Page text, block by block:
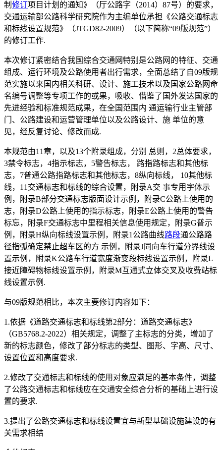
制 修订项目计划的通知》（厅公路字（2014）87号）的要求，
交通运输部公路科学研究院作为主编单位承担《公路交通标志
和标线设置规范》（JTGD82-2009）（以下简称“09版规范”）
的修订工作.
本次修订紧密结合我国综合交通网特别是公路网的特征、交通
组成、运行环境及公路使用者出行需求，全面总结了自09版规
范实施以来国内相关科研、设计、施工技术以及国家公路网命
名编号调整等专项工作的或果，吸收、借鉴了国外发达国家的
先进经验和标准规范成果，在全国范围内 通运输行业主管部
门、公路建设和运营管理单位以及公路设计、施 单位的意
见，经反复讨论、修改而成.
本规范由11章，以及13个附录组成，分别 总则，2总体要求，
3禁令标志，4指示标志，5警告标志， 路指路标志和其他标
志，7普通公路指路标志和其他标志，8纵向标线， 10其他标
线，11交通标志和标线的综合设置，附录A交 事专用字体示
例，附录B部分交通标志版面设计示例，附录C公路上使用的
志，附录D公路上使用的指示标志，附录E公路上使用的警告
标忘，附录F交通标志中里程相关信息使用规定，附录G普示
例，附录H纵向标线设置示例，附录1公路曲线路段通公路路
径指弧确定禁止超车区的方 示例，附录J同向车行道分界线设
置示例，附录K公路车行道宽度渐变段标线设置示例，附录L
接近障碍物标线设置示例，附录M互通式立体交叉及收费站标
线设置示例.
与09版规范相比，本次主要修订内容如下：
1.依据《道路交通标志和标线第2部分：道路交通标志》
（GB5768.2-2022）相关规定，调整了主标志的分类，增加了
新的标志颜色，修改了部分标志的类型、图形、字高、尺寸、
设置位置和高度要求.
2.修改了交通标志和标线的使用对象应满足的基本条件，调整
了公路交通标志和标线应在交通安全综合分析的基础上进行设
置的要求.
3.提出了公路交通标志和标线设置宜与新型基础设施建设的有
关需求相结